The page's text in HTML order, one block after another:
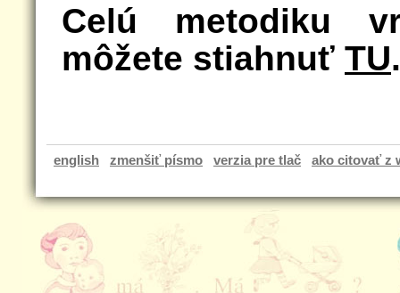
Celú metodiku
môžete stiahnuť TU.
english zmenšiť písmo verzia pre tlač ako citovať z